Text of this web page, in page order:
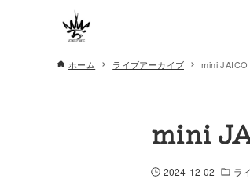
ホーム ライブアーカイブ mini
mini
2024-12-02 ラ